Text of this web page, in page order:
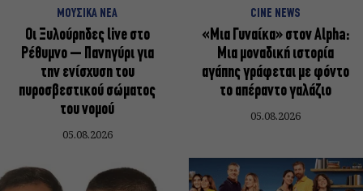
ΜΟΥΣΙΚΑ ΝΕΑ
Οι Ξυλούρηδες live στο
Ρέθυμνο – Πανηγύρι για
την ενίσχυση του
πυροσβεστικού σώματος
του νομού
05.08.2026
CINE NEWS
«Μια Γυναίκα» στον Alpha:
Μια μοναδική ιστορία
αγάπης γράφεται με φόντο
το απέραντο γαλάζιο
05.08.2026